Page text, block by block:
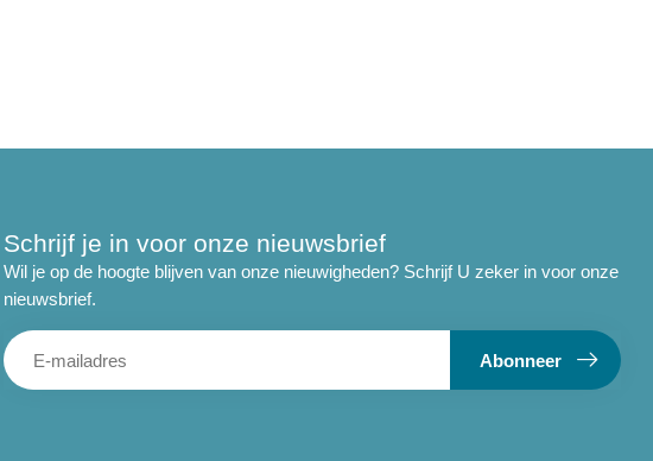
Schrijf je in voor onze nieuwsbrief
Wil je op de hoogte blijven van onze nieuwigheden? Schrijf U zeker in voor onze
nieuwsbrief.
Abonneer